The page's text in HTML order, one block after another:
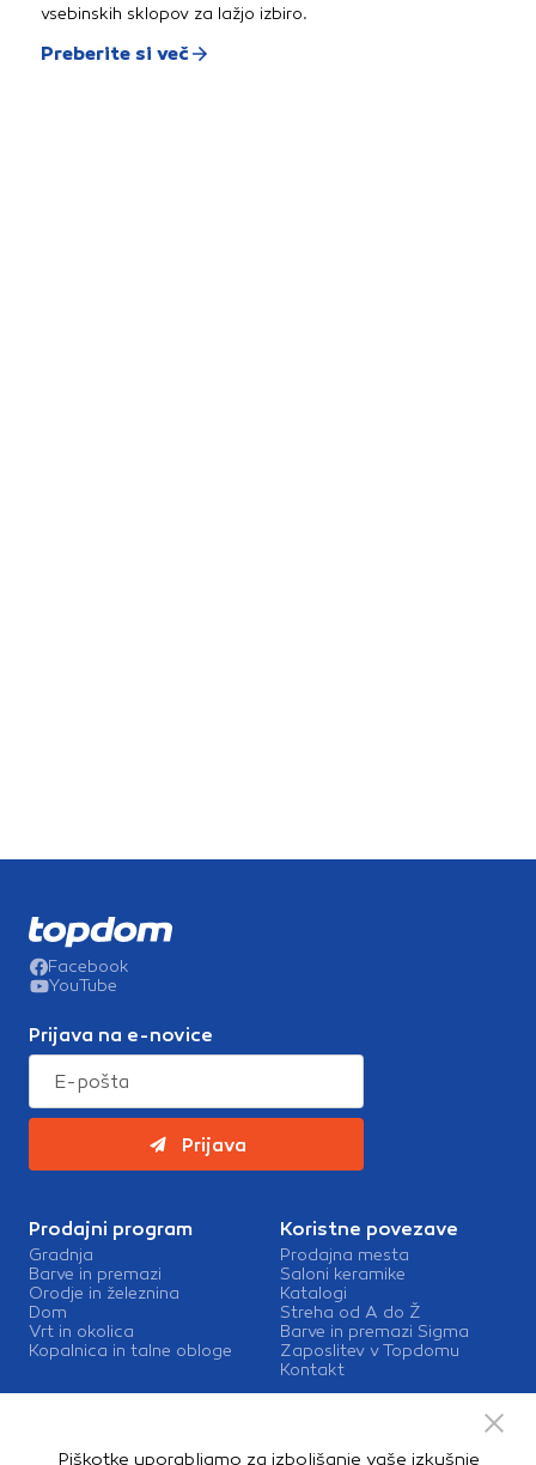
vsebinskih sklopov za lažjo izbiro.
Preberite si več
Facebook
YouTube
Prijava na e-novice
Prijava
Prodajni program
Gradnja
Barve in premazi
Orodje in železnina
Dom
Vrt in okolica
Kopalnica in talne obloge
Koristne povezave
Prodajna mesta
Saloni keramike
Katalogi
Streha od A do Ž
Barve in premazi Sigma
Zaposlitev v Topdomu
Kontakt
Mešalnice barv
Piškotke uporabljamo za izboljšanje vaše izkušnje